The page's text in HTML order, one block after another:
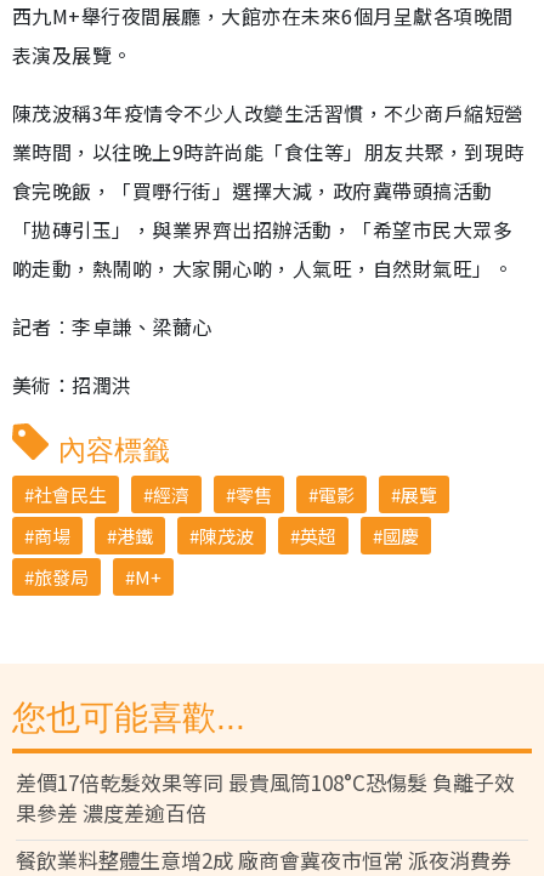
西九M+舉行夜間展廳，大館亦在未來6個月呈獻各項晚間
表演及展覽。
陳茂波稱3年疫情令不少人改變生活習慣，不少商戶縮短營
業時間，以往晚上9時許尚能「食住等」朋友共聚，到現時
食完晚飯，「買嘢行街」選擇大減，政府冀帶頭搞活動
「拋磚引玉」，與業界齊出招辦活動，「希望市民大眾多
啲走動，熱鬧啲，大家開心啲，人氣旺，自然財氣旺」。
記者︰李卓謙、梁薾心
美術：招潤洪
內容標籤
社會民生 經濟 零售 電影
展覽
商場
港鐵 陳茂波 英超
國慶
旅發局
M+
您也可能喜歡...
差價17倍乾髮效果等同 最貴風筒108°C恐傷髮 負離子效
果參差 濃度差逾百倍
餐飲業料整體生意增2成 廠商會冀夜市恒常 派夜消費券